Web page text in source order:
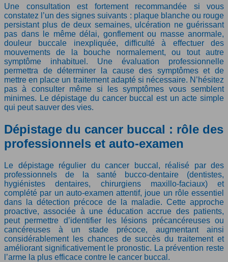
Une consultation est fortement recommandée si vous
constatez l’un des signes suivants : plaque blanche ou rouge
persistant plus de deux semaines, ulcération ne guérissant
pas dans le même délai, gonflement ou masse anormale,
douleur buccale inexpliquée, difficulté à effectuer des
mouvements de la bouche normalement, ou tout autre
symptôme inhabituel. Une évaluation professionnelle
permettra de déterminer la cause des symptômes et de
mettre en place un traitement adapté si nécessaire. N’hésitez
pas à consulter même si les symptômes vous semblent
minimes. Le dépistage du cancer buccal est un acte simple
qui peut sauver des vies.
Dépistage du cancer buccal : rôle des
professionnels et auto-examen
Le dépistage régulier du cancer buccal, réalisé par des
professionnels de la santé bucco-dentaire (dentistes,
hygiénistes dentaires, chirurgiens maxillo-faciaux) et
complété par un auto-examen attentif, joue un rôle essentiel
dans la détection précoce de la maladie. Cette approche
proactive, associée à une éducation accrue des patients,
peut permettre d’identifier les lésions précancéreuses ou
cancéreuses à un stade précoce, augmentant ainsi
considérablement les chances de succès du traitement et
améliorant significativement le pronostic. La prévention reste
l’arme la plus efficace contre le cancer buccal.